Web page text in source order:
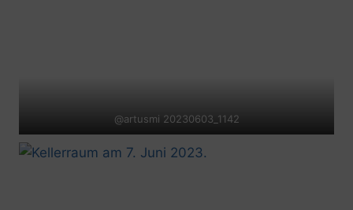
@artusmi 20230603_1142